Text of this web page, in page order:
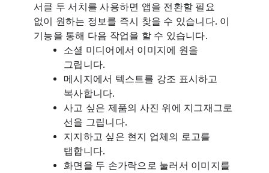
서클 투 서치를 사용하면 앱을 전환할 필요
없이 원하는 정보를 즉시 찾을 수 있습니다. 이
기능을 통해 다음 작업을 할 수 있습니다.
소셜 미디어에서 이미지에 원을
그립니다.
메시지에서 텍스트를 강조 표시하고
복사합니다.
사고 싶은 제품의 사진 위에 지그재그로
선을 그립니다.
지지하고 싶은 현지 업체의 로고를
탭합니다.
화면을 두 손가락으로 눌러서 이미지를